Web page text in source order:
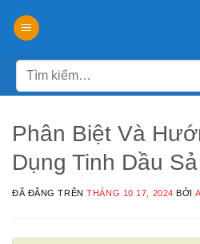
đến
dungTìm
kiếm:
Phân Biệt Và
Dụng Tinh Dầu
ĐÃ ĐĂNG TRÊNTHÁNG 10 17, 2024 BỞI